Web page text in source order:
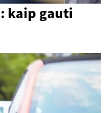
kaip gauti